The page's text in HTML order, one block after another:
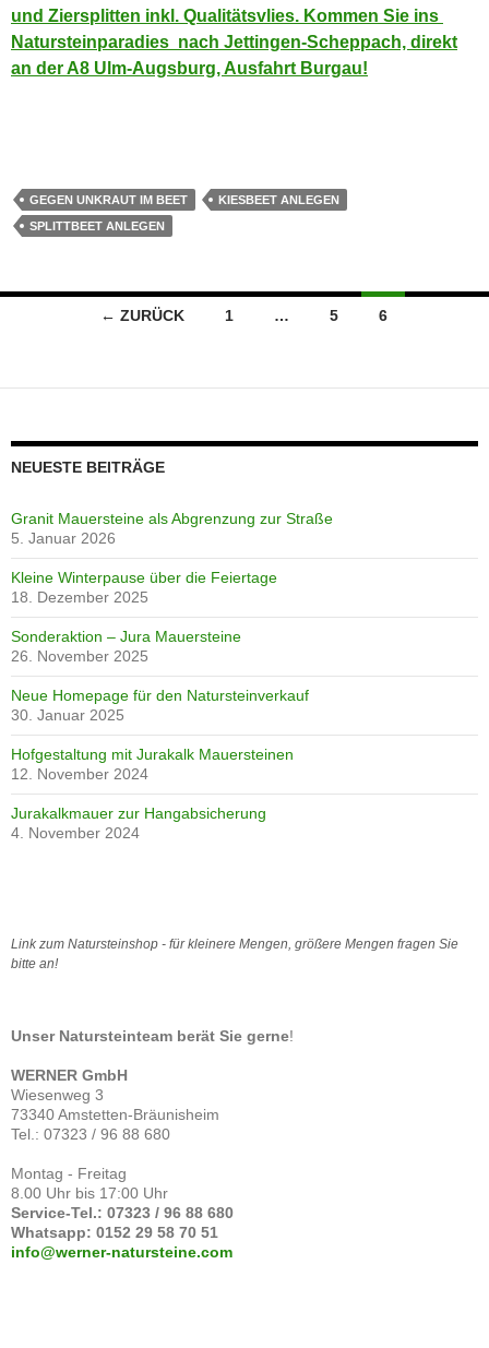
und Ziersplitten inkl. Qualitätsvlies. Kommen Sie ins
Natursteinparadies nach Jettingen-Scheppach, direkt
an der A8 Ulm-Augsburg, Ausfahrt Burgau!
GEGEN UNKRAUT IM BEET
KIESBEET ANLEGEN
SPLITTBEET ANLEGEN
Beitragsnavigation
← ZURÜCK 1 … 5 6
NEUESTE BEITRÄGE
Granit Mauersteine als Abgrenzung zur Straße
5. Januar 2026
Kleine Winterpause über die Feiertage
18. Dezember 2025
Sonderaktion – Jura Mauersteine
26. November 2025
Neue Homepage für den Natursteinverkauf
30. Januar 2025
Hofgestaltung mit Jurakalk Mauersteinen
12. November 2024
Jurakalkmauer zur Hangabsicherung
4. November 2024
Link zum Natursteinshop - für kleinere Mengen, größere Mengen fragen Sie
bitte an!
Unser Natursteinteam berät Sie gerne!
WERNER GmbH
Wiesenweg 3
73340 Amstetten-Bräunisheim
Tel.: 07323 / 96 88 680
Montag - Freitag
8.00 Uhr bis 17:00 Uhr
Service-Tel.: 07323 / 96 88 680
Whatsapp: 0152 29 58 70 51
info@werner-natursteine.com